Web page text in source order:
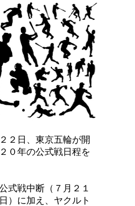
２日、東京五輪が開
０年の公式戦日程を
式戦中断（７月２１
）に加え、ヤクルト